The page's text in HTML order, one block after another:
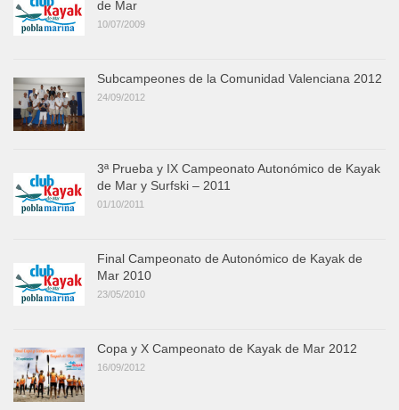
de Mar
10/07/2009
Subcampeones de la Comunidad Valenciana 2012
24/09/2012
3ª Prueba y IX Campeonato Autonómico de Kayak
de Mar y Surfski – 2011
01/10/2011
Final Campeonato de Autonómico de Kayak de
Mar 2010
23/05/2010
Copa y X Campeonato de Kayak de Mar 2012
16/09/2012